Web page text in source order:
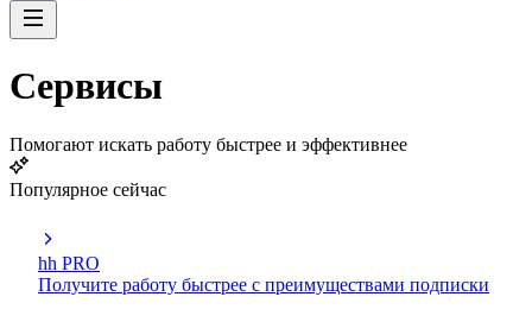
Сервисы
Помогают искать работу быстрее и эффективнее
Популярное сейчас
hh PRO
Получите работу быстрее с преимуществами подписки